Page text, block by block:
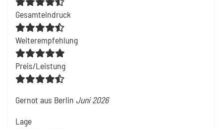
Gesamteindruck
Weiterempfehlung
Preis/Leistung
Gernot aus Berlin Juni 2026
Lage